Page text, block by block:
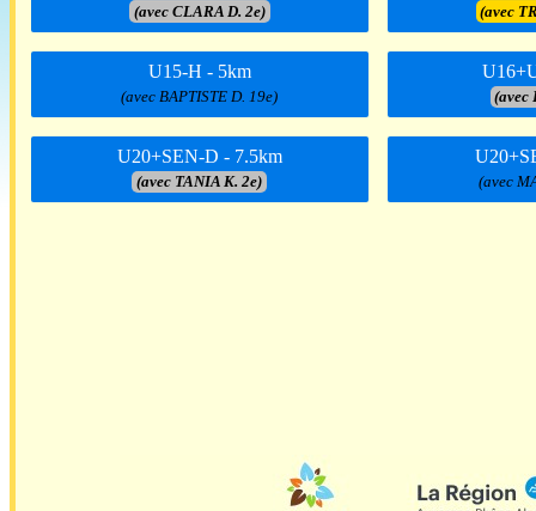
(avec CLARA D. 2e) (avec
U15-H - 5km
(avec BAPTISTE D. 19e) (avec
U20+SEN-D - 7.5km
(avec TANIA K. 2e) (avec